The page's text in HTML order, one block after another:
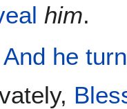
him.
And he